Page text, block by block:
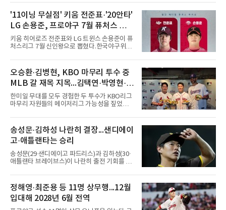
비롯해 메이저리그 정상급 선수들을 품으며 매
시즌 우승 후보로 평가받는 다저스의 행보는 늘
야구계의 관심을 끌었다. 가능성에 투자하기보
다, 이미 무대에서 증명한 선수들을 통해 당장의
경쟁력을 끌어올린다는 점이다.최근 한국 프로
야구에서도 비슷한 방향성을 보여주는 팀이 있
다. 바로 삼성 라이온즈다. 삼성은 오프시즌 최형
리더를 선택한 것이다.외국인 대체 투수 구성도
마찬가지다. 메이저리그
'11이닝 무실점' 키움 전준표·'20안타'
LG 손용준, 프로야구 7월 퓨처스 루키
상
키움 히어로즈 전준표와 LG 트윈스 손용준이 퓨
처스리그 7월 신인왕으로 뽑혔다.한국야구위원
월 퓨처스 루키상 수상자로 두 선수를 선정했다
고 밝혔다. 대체 선수 대비 승리 기여도(WAR)를
기준으로 전준표가 0.63, 손용준이 0.73으로 각
각 투수와 타자 부문 1위에 올랐다.전준표의 7월
은 완벽했다. 두 경기에 모두 선발 등판해 11이
닝 무실점으로 2승을 챙겼다. 월간 평균자책점
0.00으로 전체 1위, 이닝당 출루허용률(WHIP)
방망이로 존재감을 드러냈다. 지난달 퓨처스리
그 전체에서 가장 많은 20안타를 때
오승환·김병현, KBO 마무리 투수 중
MLB 갈 재목 지목...김택연·박영현·조
병현
한미일 무대를 모두 경험한 두 투수가 KBO리그
마무리 자원들의 메이저리그 가능성을 짚었다.
사평점에서 열린 'MLB 브렉퍼스트 클럽 시즌2'
미디어데이에서 김택연(두산 베어스)과 박영현
(kt wiz), 조병현(SSG 랜더스)을 지목했다. 그는
KBO리그에 구속과 신체 능력이 좋은 선수가 많
다며 세 이름을 꺼냈다.다만 조건을 달았다. 오승
환은 이들이 경기 운영 능력과 경험을 더 쌓으면
메이저리그 진출이 가능하다면서도, 지금보다
영현을 꼽으며 한국에서는 최고 대우를 받지만
미국은 다르다고 조언했다.
송성문·김하성 나란히 결장...샌디에이
고·애틀랜타는 승리
송성문(29·샌디에이고 파드리스)과 김하성(30·
애틀랜타 브레이브스)이 나란히 출전 기회를 잡
체이스필드에서 열린 애리조나 다이아몬드백스
와의 원정 경기에서 벤치를 지켰다. 전날 교체로
나서 1볼넷 1득점을 기록했으나 이날은 끝내 더
그아웃을 벗어나지 못했다. 시즌 성적은 55경기
타율 0.208(106타수 22안타), 1홈런, 15타점이
정해영·최준용 등 11명 상무행...12월
입대해 2028년 6월 전역